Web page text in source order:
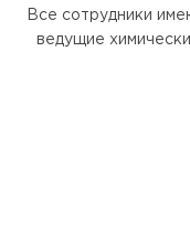
Все сотрудники
ведущие